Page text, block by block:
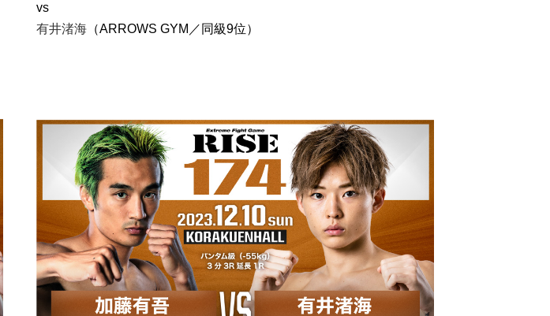
vs
有井渚海 （ARROWS GYM／同級9位）